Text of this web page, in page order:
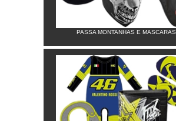
PASSA MONTANHAS E MASCARAS